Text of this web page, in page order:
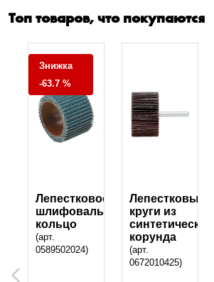
Топ товаров, что покупаются
Previous
Знижка
-63.7 %
Лепестковое
шлифовальное
кольцо
(арт.
0589502024)
Лепестковые
круги из
синтетического
корунда
(арт.
0672010425)